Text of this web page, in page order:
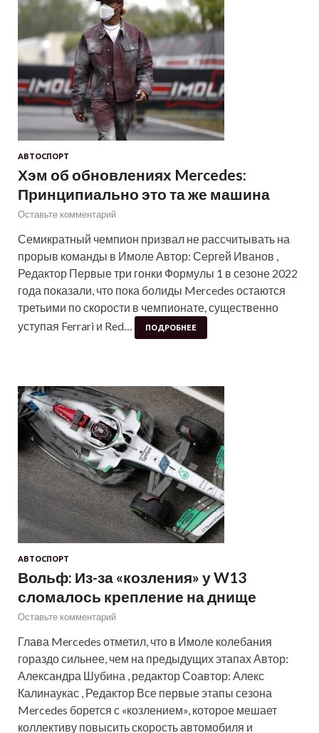
АВТОСПОРТ
Хэм об обновлениях Mercedes:
Принципиально это та же машина
Оставьте комментарий
Семикратный чемпион призвал не рассчитывать на
прорыв команды в Имоле Автор: Сергей Иванов ,
Редактор Первые три гонки Формулы 1 в сезоне 2022
года показали, что пока болиды Mercedes остаются
третьими по скорости в чемпионате, существенно
уступая Ferrari и Red…
ПОДРОБНЕЕ
АВТОСПОРТ
Вольф: Из-за «козления» у W13
сломалось крепление на днище
Оставьте комментарий
Глава Mercedes отметил, что в Имоле колебания
гораздо сильнее, чем на предыдущих этапах Автор:
Александра Шубина , редактор Соавтор: Алекс
Калинаукас , Редактор Все первые этапы сезона
Mercedes борется с «козлением», которое мешает
коллективу повысить скорость автомобиля и